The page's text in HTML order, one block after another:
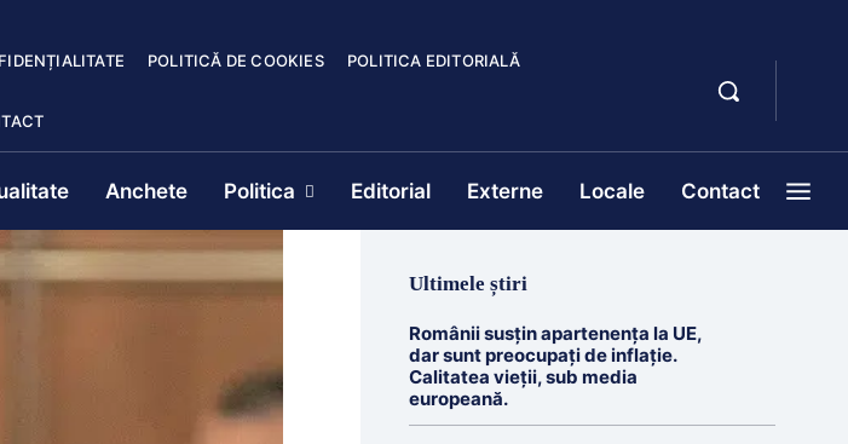
POLITICĂ DE COOKIES POLITICA EDITORIALĂ
Anchete Politica Editorial Externe Locale Contact
Ultimele știri
Românii susțin apartenența la UE,
dar sunt preocupați de inflație.
Calitatea vieții, sub media
europeană.